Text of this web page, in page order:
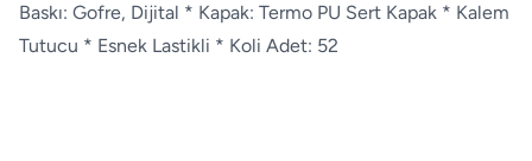
Baskı: Gofre, Dijital * Kapak: Termo PU Sert Kapak * Kalem
Tutucu * Esnek Lastikli * Koli Adet: 52